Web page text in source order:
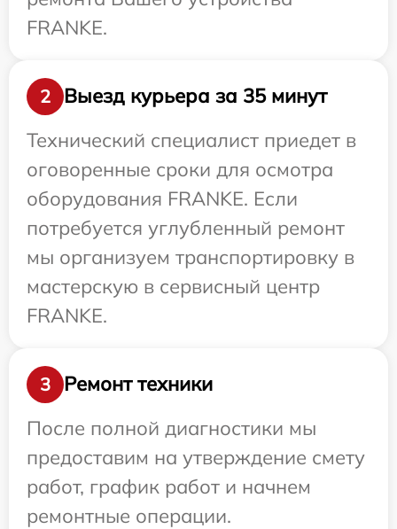
FRANKE.
2
Выезд курьера за 35 минут
Технический специалист приедет в
оговоренные сроки для осмотра
оборудования FRANKE. Если
потребуется углубленный ремонт
мы организуем транспортировку в
мастерскую в сервисный центр
FRANKE.
3
Ремонт техники
После полной диагностики мы
предоставим на утверждение смету
работ, график работ и начнем
ремонтные операции.